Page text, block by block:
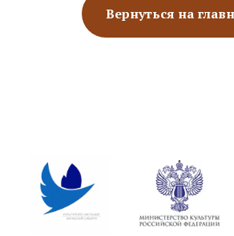
Вернуться на